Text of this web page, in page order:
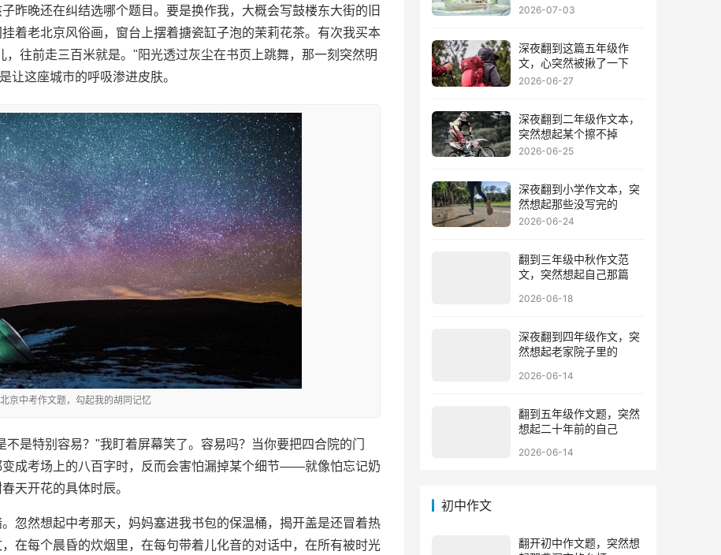
昨晚还在纠结选哪个题目。要是换作我，大概会写鼓楼东大街的旧
着老北京风俗画，窗台上摆着搪瓷缸子泡的茉莉花茶。有次我买本
，往前走三百米就是。"阳光透过灰尘在书页上跳舞，那一刻突然明
让这座城市的呼吸渗进皮肤。
京中考作文题，勾起我的胡同记忆
是特别容易？"我盯着屏幕笑了。容易吗？当你要把四合院的门
成考场上的八百字时，反而会害怕漏掉某个细节——就像怕忘记奶
天开花的具体时辰。
忽然想起中考那天，妈妈塞进我书包的保温桶，揭开盖是还冒着热
在每个晨昏的炊烟里，在每句带着儿化音的对话中，在所有被时光
2026-07-03
深夜翻到这篇五年级作
文，心突然被揪了一下
2026-06-27
深夜翻到二年级作文本，
突然想起某个擦不掉
2026-06-25
深夜翻到小学作文本，突
然想起那些没写完的
2026-06-24
翻到三年级中秋作文范
文，突然想起自己那篇
2026-06-18
深夜翻到四年级作文，突
然想起老家院子里的
2026-06-14
翻到五年级作文题，突然
想起二十年前的自己
2026-06-14
初中作文
翻开初中作文题，突然想